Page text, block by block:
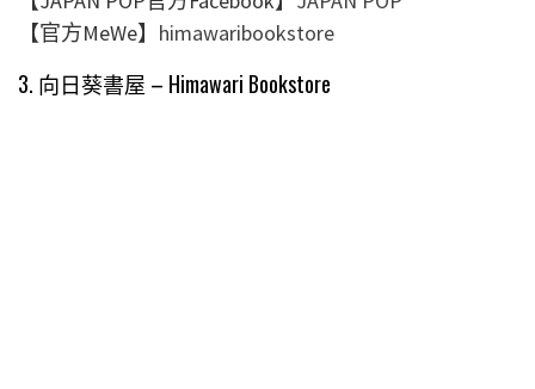
【官方MeWe】 himawaribookstore
3. 向日葵書屋 – Himawari Bookstore